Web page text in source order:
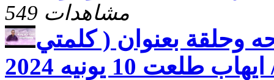
549 مشاهدات
وحلقة بعنوان ( كلمتي
10 يونيه 2024